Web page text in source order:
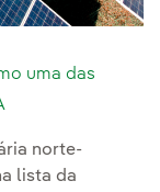
uma das
norte-
lista da